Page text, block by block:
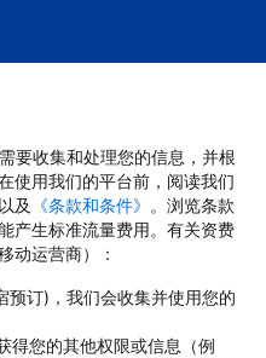
要收集和处理您的信息，并根
使用我们的平台前，阅读我们
及 《条款和条件》 。浏览条款
产生标准流量费用。有关资费
动运营商）：
预订)，我们会收集并使用您的
得您的其他权限或信息（例